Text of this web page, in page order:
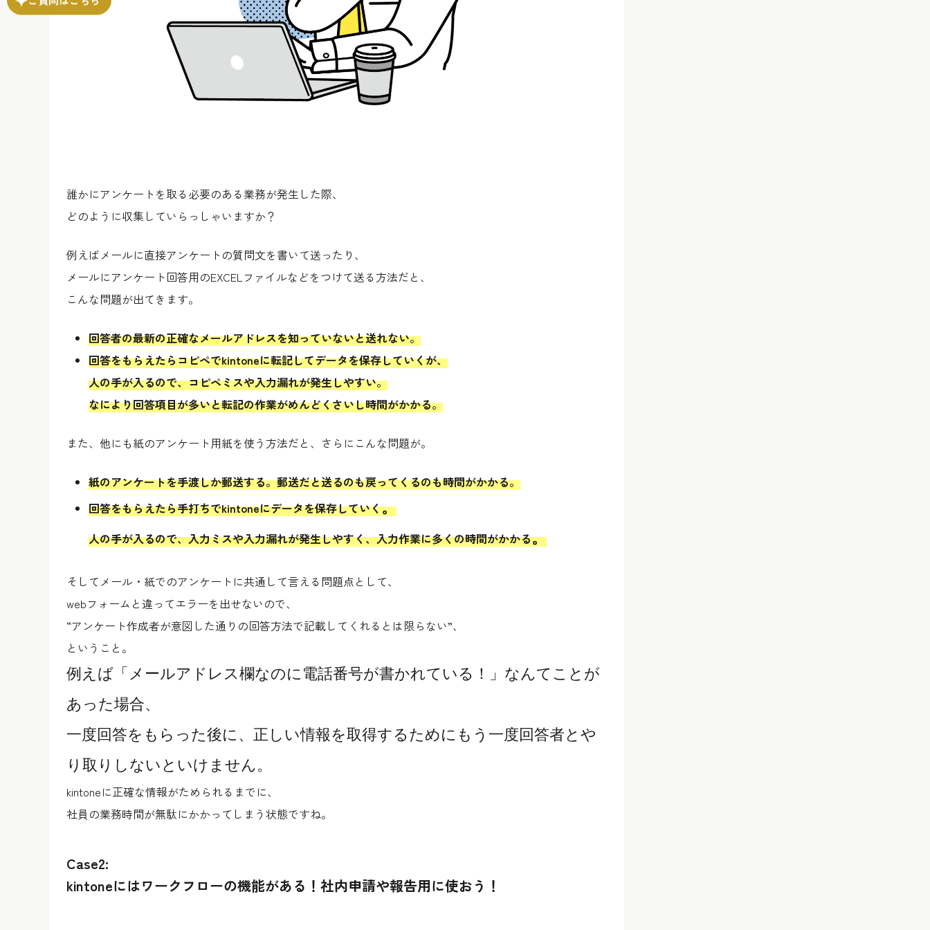
誰かにアンケートを取る必要のある業務が発生した際、
どのように収集していらっしゃいますか？
例えばメールに直接アンケートの質問文を書いて送ったり、
メールにアンケート回答用のEXCELファイルなどをつけて送る方法だと、
こんな問題が出てきます。
回答者の最新の正確なメールアドレスを知っていないと送れない。
回答をもらえたらコピペでkintoneに転記してデータを保存していくが、
人の手が入るので、コピペミスや入力漏れが発生しやすい。
なにより回答項目が多いと転記の作業がめんどくさいし時間がかかる。
また、他にも紙のアンケート用紙を使う方法だと、 さらにこんな問題が。
紙のアンケートを手渡しか郵送する。郵送だと送るのも戻ってくるのも時間がかかる。
回答をもらえたら手打ちでkintoneにデータを保存していく。
人の手が入るので、入力ミスや入力漏れが発生しやすく、入力作業に多くの時間がかかる。
そしてメール・紙でのアンケートに共通して言える問題点として、
webフォームと違ってエラーを出せないので、
“アンケート作成者が意図した通りの回答方法で記載してくれるとは限らない”、
ということ。
例えば「メールアドレス欄なのに電話番号が書かれている！」なんてことが
あった場合、
一度回答をもらった後に、
正しい情報を取得するためにもう一度回答者とや
り取り しないといけません。
kintoneに正確な情報がためられるまでに、
社員の業務時間が無駄にかかってしまう状態ですね。
Case2:
kintoneにはワークフローの機能がある！社内申請や報告用に使おう！